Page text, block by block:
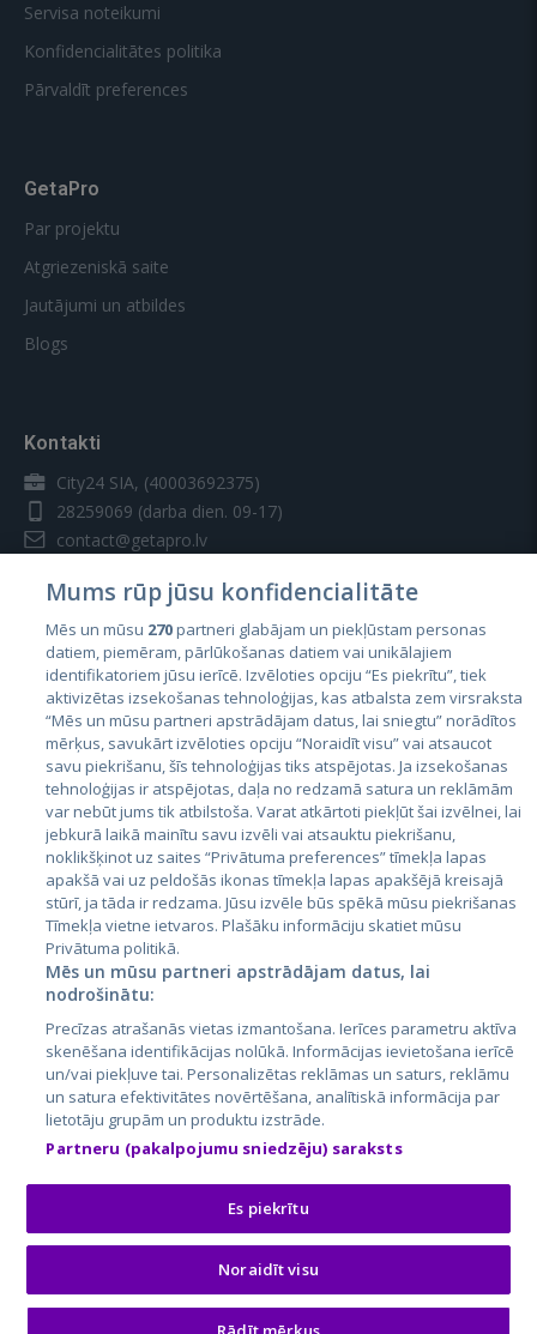
Servisa noteikumi
Konfidencialitātes politika
Pārvaldīt preferences
GetaPro
Par projektu
Atgriezeniskā saite
Jautājumi un atbildes
Blogs
Kontakti
City24 SIA, (40003692375)
28259069 (darba dien. 09-17)
contact@getapro.lv
Valstis
Igaunija
Latvija
Lietuva
City24.lv
City24.ee
GetaPro.lv
GetaPro.ee
Skelbiu.lt
Autoplius.lt
Aruodas.lt
CVbankas.lt
Kainos.lt
Paslaugos.lt
auto24.ee
Osta.ee
KuldneBörs.ee
© 2026 GetaPro. Visas tiesības aizsargātas.
Mums rūp jūsu konfidencialitāte
Mēs un mūsu 270partneri glabājam un piekļūstam personas
datiem, piemēram, pārlūkošanas datiem vai unikālajiem
identifikatoriem jūsu ierīcē. Izvēloties opciju “Es piekrītu”, tiek
aktivizētas izsekošanas tehnoloģijas, kas atbalsta zem virsraksta
“Mēs un mūsu partneri apstrādājam datus, lai sniegtu” norādītos
mērķus, savukārt izvēloties opciju “Noraidīt visu” vai atsaucot
savu piekrišanu, šīs tehnoloģijas tiks atspējotas. Ja izsekošanas
tehnoloģijas ir atspējotas, daļa no redzamā satura un reklāmām
var nebūt jums tik atbilstoša. Varat atkārtoti piekļūt šai izvēlnei, lai
jebkurā laikā mainītu savu izvēli vai atsauktu piekrišanu,
noklikšķinot uz saites “Privātuma preferences” tīmekļa lapas
apakšā vai uz peldošās ikonas tīmekļa lapas apakšējā kreisajā
stūrī, ja tāda ir redzama. Jūsu izvēle būs spēkā mūsu piekrišanas
Tīmekļa vietne ietvaros. Plašāku informāciju skatiet mūsu
Privātuma politikā.
Mēs un mūsu partneri apstrādājam datus, lai
nodrošinātu:
Precīzas atrašanās vietas izmantošana. Ierīces parametru aktīva
skenēšana identifikācijas nolūkā. Informācijas ievietošana ierīcē
un/vai piekļuve tai. Personalizētas reklāmas un saturs, reklāmu
un satura efektivitātes novērtēšana, analītiskā informācija par
lietotāju grupām un produktu izstrāde.
Partneru (pakalpojumu sniedzēju) saraksts
Es piekrītu
Noraidīt visu